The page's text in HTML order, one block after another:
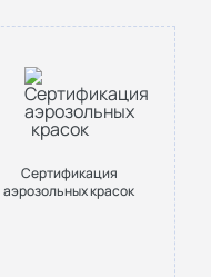
Сертификация
аэрозольных красок